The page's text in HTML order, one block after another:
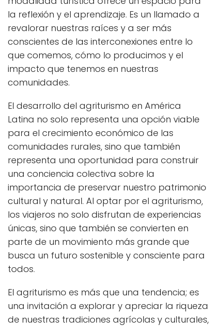
la reflexión y el aprendizaje. Es un llamado a
revalorar nuestras raíces y a ser más
conscientes de las interconexiones entre lo
que comemos, cómo lo producimos y el
impacto que tenemos en nuestras
comunidades.
El desarrollo del agriturismo en América
Latina no solo representa una opción viable
para el crecimiento económico de las
comunidades rurales, sino que también
representa una oportunidad para construir
una conciencia colectiva sobre la
importancia de preservar nuestro patrimonio
cultural y natural. Al optar por el agriturismo,
los viajeros no solo disfrutan de experiencias
únicas, sino que también se convierten en
parte de un movimiento más grande que
busca un futuro sostenible y consciente para
todos.
El agriturismo es más que una tendencia; es
una invitación a explorar y apreciar la riqueza
de nuestras tradiciones agrícolas y culturales,